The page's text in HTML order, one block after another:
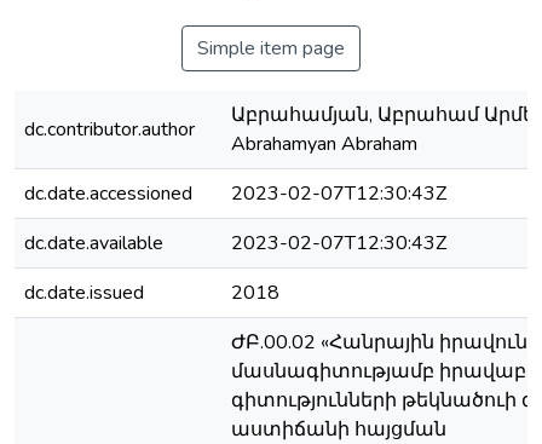
Simple item page
dc.contributor.author
Աբրահամյան, Աբրահամ
Abrahamyan Abraham
dc.date.accessioned
2023-02-07T12:30:43Z
dc.date.available
2023-02-07T12:30:43Z
dc.date.issued
2018
ԺԲ.00.02 «Հանրային
մասնագիտությամբ
գիտությունների թեկնածուի
աստիճանի հայցման